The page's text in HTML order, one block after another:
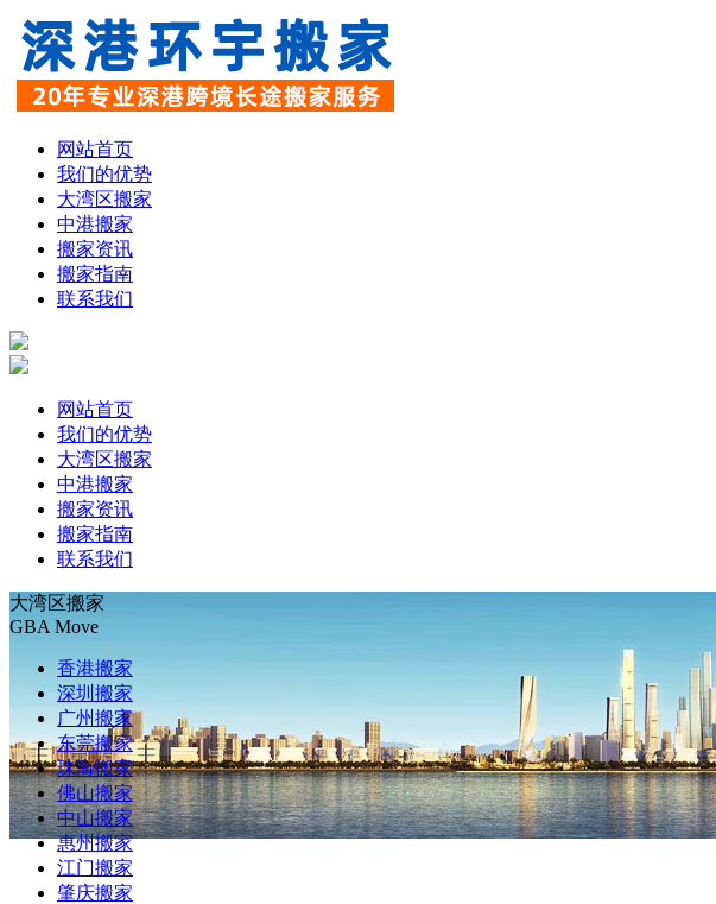
网站首页
我们的优势
大湾区搬家
中港搬家
搬家资讯
搬家指南
联系我们
网站首页
我们的优势
大湾区搬家
中港搬家
搬家资讯
搬家指南
联系我们
大湾区搬家
GBA Move
香港搬家
深圳搬家
广州搬家
东莞搬家
珠海搬家
佛山搬家
中山搬家
惠州搬家
江门搬家
肇庆搬家